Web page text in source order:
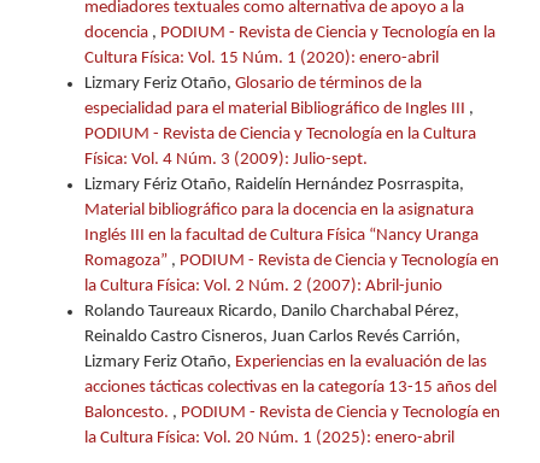
mediadores textuales como alternativa de apoyo a la
docencia , PODIUM - Revista de Ciencia y Tecnología en la
Cultura Física: Vol. 15 Núm. 1 (2020): enero-abril
Lizmary Feriz Otaño, Glosario de términos de la
especialidad para el material Bibliográfico de Ingles III ,
PODIUM - Revista de Ciencia y Tecnología en la Cultura
Física: Vol. 4 Núm. 3 (2009): Julio-sept.
Lizmary Fériz Otaño, Raidelín Hernández Posrraspita,
Material bibliográfico para la docencia en la asignatura
Inglés III en la facultad de Cultura Física “Nancy Uranga
Romagoza” , PODIUM - Revista de Ciencia y Tecnología en
la Cultura Física: Vol. 2 Núm. 2 (2007): Abril-junio
Rolando Taureaux Ricardo, Danilo Charchabal Pérez,
Reinaldo Castro Cisneros, Juan Carlos Revés Carrión,
Lizmary Feriz Otaño, Experiencias en la evaluación de las
acciones tácticas colectivas en la categoría 13-15 años del
Baloncesto. , PODIUM - Revista de Ciencia y Tecnología en
la Cultura Física: Vol. 20 Núm. 1 (2025): enero-abril